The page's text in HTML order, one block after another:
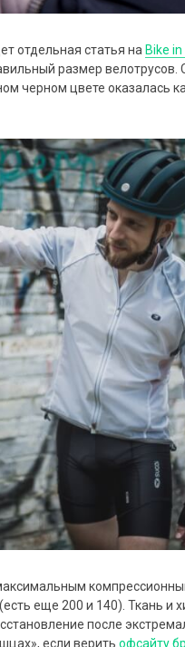
отдельная статья на Bike
размер велотрусов.
черном цвете оказалась
еще 200 и 140). Ткань и
после
если верить офсайту